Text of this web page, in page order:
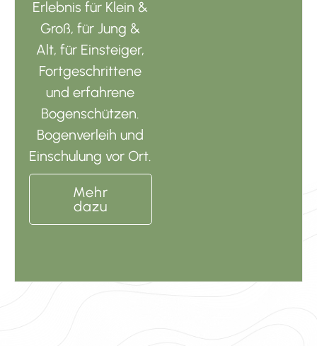
Erlebnis für Klein &
Groß, für Jung &
Alt, für Einsteiger,
Fortgeschrittene
und erfahrene
Bogenschützen.
Bogenverleih und
Einschulung vor Ort.
Mehr
dazu